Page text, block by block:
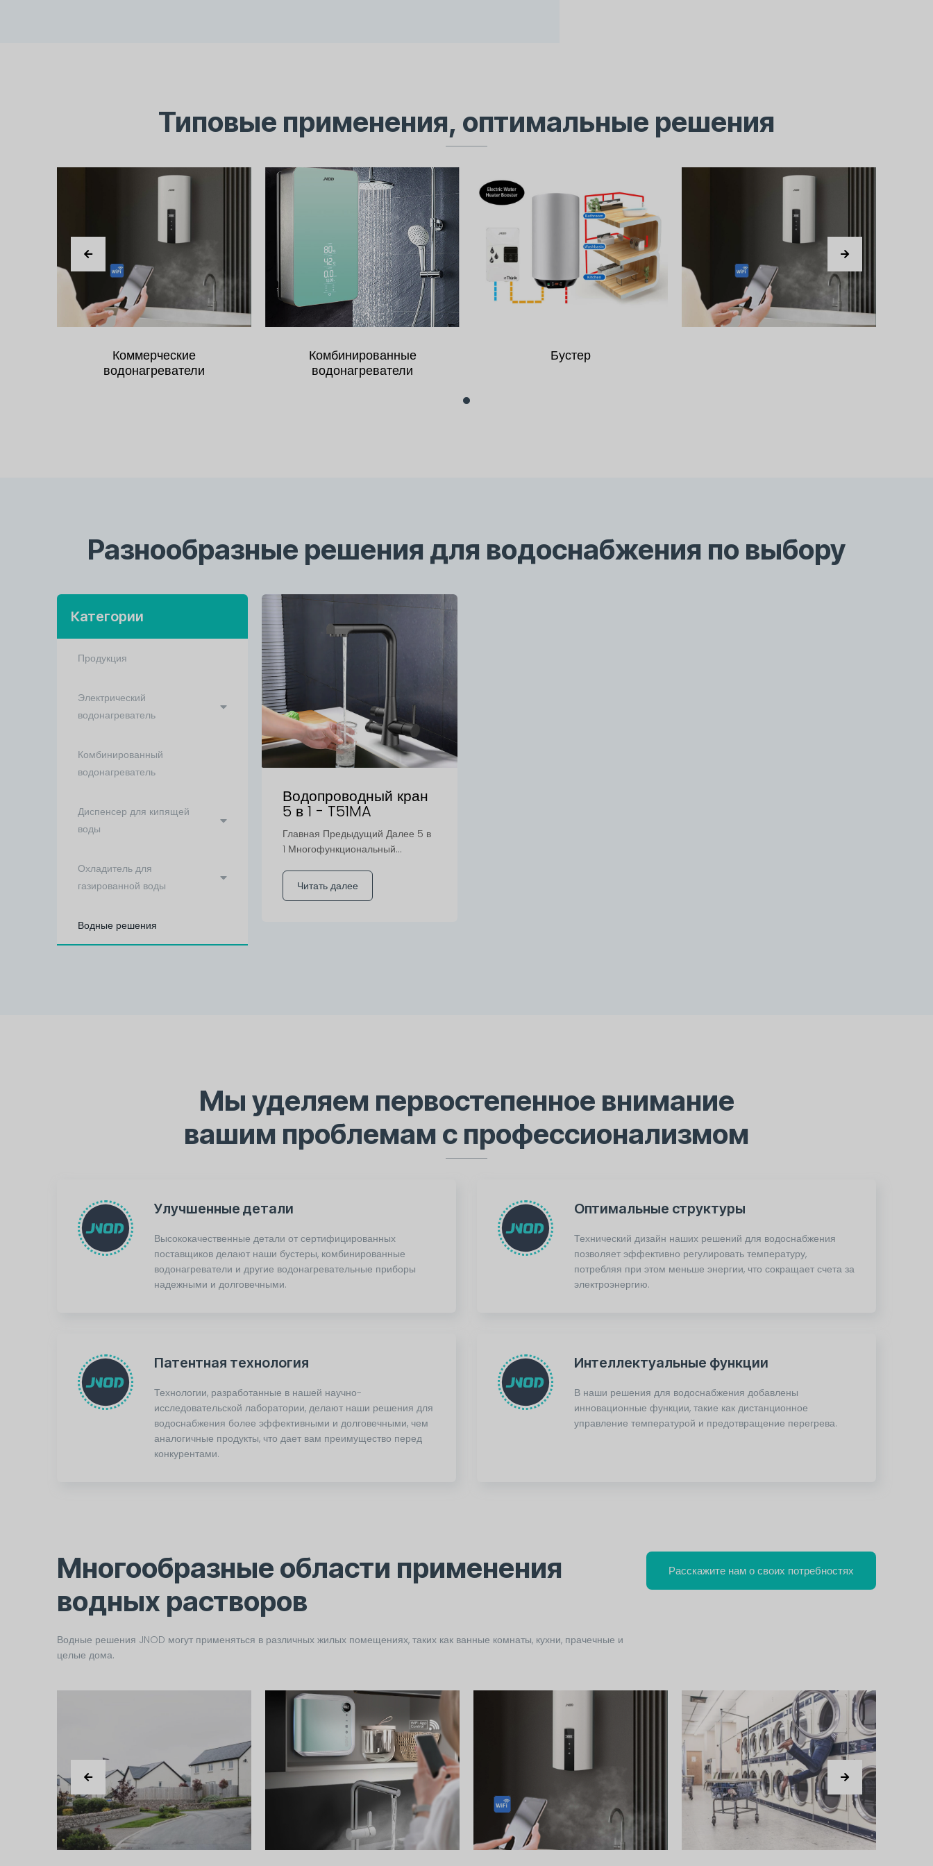
Типовые применения, оптимальные решения
Коммерческие
водонагреватели
Комбинированные
водонагреватели
Бустер
Разнообразные решения для водоснабжения по выбору
Категории
Продукция
Электрический
водонагреватель
Комбинированный
водонагреватель
Диспенсер для кипящей
воды
Охладитель для
газированной воды
Водные решения
Водопроводный кран
5 в 1 - T51MA
Главная Предыдущий Далее 5 в
1 Многофункциональный...
Читать далее
Мы уделяем первостепенное внимание
вашим проблемам с профессионализмом
Улучшенные детали
Высококачественные детали от сертифицированных
поставщиков делают наши бустеры, комбинированные
водонагреватели и другие водонагревательные приборы
надежными и долговечными.
Оптимальные структуры
Технический дизайн наших решений для водоснабжения
позволяет эффективно регулировать температуру,
потребляя при этом меньше энергии, что сокращает счета за
электроэнергию.
Патентная технология
Технологии, разработанные в нашей научно-
исследовательской лаборатории, делают наши решения для
водоснабжения более эффективными и долговечными, чем
аналогичные продукты, что дает вам преимущество перед
конкурентами.
Интеллектуальные функции
В наши решения для водоснабжения добавлены
инновационные функции, такие как дистанционное
управление температурой и предотвращение перегрева.
Многообразные области применения
водных растворов
Водные решения JNOD могут применяться в различных жилых помещениях, таких как ванные комнаты, кухни, прачечные и
целые дома.
Расскажите нам о своих потребностях